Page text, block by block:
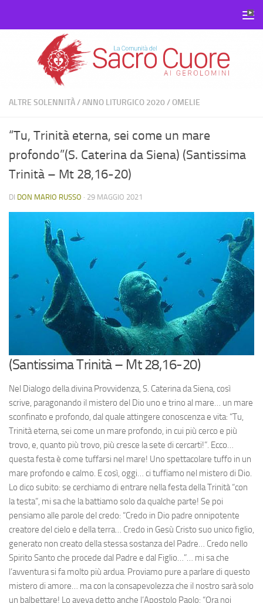
ALTRE SOLENNITÀ/ANNO LITURGICO 2020/OMELIE
“Tu, Trinità eterna, sei come un mare
profondo”(S. Caterina da Siena) (Santissima
Trinità – Mt 28,16-20)
DI DON MARIO RUSSO · 29 MAGGIO 2021
(Santissima Trinità – Mt 28,16-20)
Nel Dialogo della divina Provvidenza, S. Caterina da Siena, così
scrive, paragonando il mistero del Dio uno e trino al mare… un mare
sconfinato e profondo, dal quale attingere conoscenza e vita: “Tu,
Trinità eterna, sei come un mare profondo, in cui più cerco e più
trovo, e, quanto più trovo, più cresce la sete di cercarti!”. Ecco…
questa festa è come tuffarsi nel mare! Uno spettacolare tuffo in un
mare profondo e calmo. E così, oggi… ci tuffiamo nel mistero di Dio.
Lo dico subito: se cerchiamo di entrare nella festa della Trinità “con
la testa”, mi sa che la battiamo solo da qualche parte! Se poi
pensiamo alle parole del credo: “Credo in Dio padre onnipotente
creatore del cielo e della terra… Credo in Gesù Cristo suo unico figlio,
generato non creato della stessa sostanza del Padre… Credo nello
Spirito Santo che procede dal Padre e dal Figlio…”… mi sa che
l’avventura si fa molto più ardua. Proviamo pure a parlare di questo
mistero di amore… ma con la consapevolezza che il nostro sarà solo
un balbettare! Lo aveva detto anche l’Apostolo Paolo: “Ora noi